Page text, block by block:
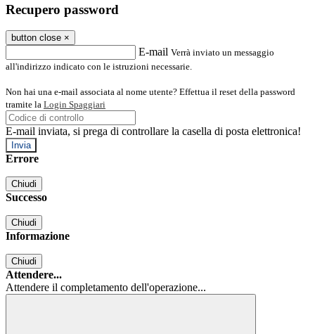
Recupero password
button close ×
E-mail Verrà inviato un messaggio
all'indirizzo indicato con le istruzioni necessarie.
Non hai una e-mail associata al nome utente? Effettua il reset della password
tramite la Login Spaggiari
E-mail inviata, si prega di controllare la casella di posta elettronica!
Errore
Chiudi
Successo
Chiudi
Informazione
Chiudi
Attendere...
Attendere il completamento dell'operazione...